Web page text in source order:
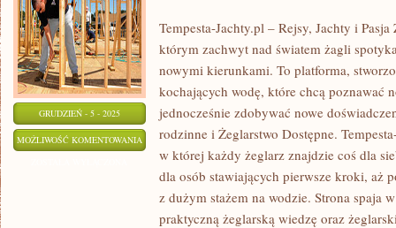
GRUDZIEŃ - 5 - 2025
MOŻLIWOŚĆ KOMENTOWANIA ŻEGLARSKIE
APLIKACJE
MOBILNE
Tempesta-Jachty.pl – Rejsy, Jachty i
którym zachwyt nad światem żagli
nowymi kierunkami. To platforma,
kochających wodę, które chcą poznawać
jednocześnie zdobywać nowe
rodzinne i Żeglarstwo Dostępne.
w której każdy żeglarz znajdzie coś dla
dla osób stawiających pierwsze kroki, aż
z dużym stażem na wodzie. Strona spaja
praktyczną żeglarską wiedzę oraz